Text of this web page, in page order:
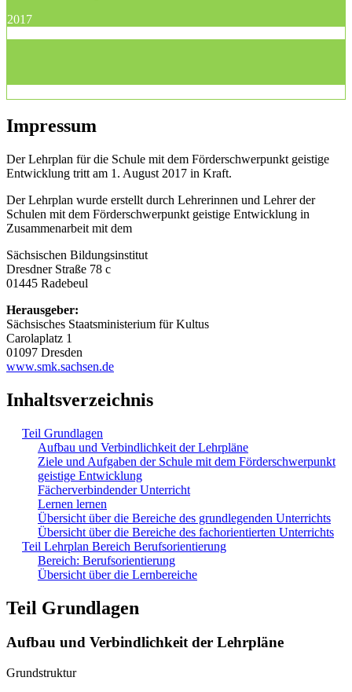
2017
Impressum
Der Lehrplan für die Schule mit dem Förderschwerpunkt geistige
Entwicklung tritt am 1. August 2017 in Kraft.
Der Lehrplan wurde erstellt durch Lehrerinnen und Lehrer der
Schulen mit dem Förderschwerpunkt geistige Entwicklung in
Zusammenarbeit mit dem
Sächsischen Bildungsinstitut
Dresdner Straße 78 c
01445 Radebeul
Herausgeber:
Sächsisches Staatsministerium für Kultus
Carolaplatz 1
01097 Dresden
www.smk.sachsen.de
Inhaltsverzeichnis
Teil Grundlagen
Aufbau und Verbindlichkeit der Lehrpläne
Ziele und Aufgaben der Schule mit dem Förderschwerpunkt
geistige Entwicklung
Fächerverbindender Unterricht
Lernen lernen
Übersicht über die Bereiche des grundlegenden Unterrichts
Übersicht über die Bereiche des fachorientierten Unterrichts
Teil Lehrplan Bereich Berufsorientierung
Bereich: Berufsorientierung
Übersicht über die Lernbereiche
Teil Grundlagen
Aufbau und Verbindlichkeit der Lehrpläne
Grundstruktur